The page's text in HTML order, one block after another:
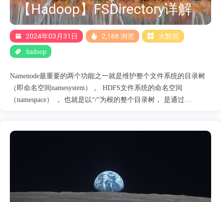
【Hadoop】FSDirectory详解
2024年03月31日 2,168 浏览 大数据
hadoop
Namenode最重要的两个功能之一就是维护整个文件系统的目录树
（即命名空间namesystem） 。 HDFS文件系统的命名空间
（namespace） ， 也就是以“/”为根的整个目录树， 是通过
FSNamesystem在FSDirectory类方法的基础上添加了editlog日志记录